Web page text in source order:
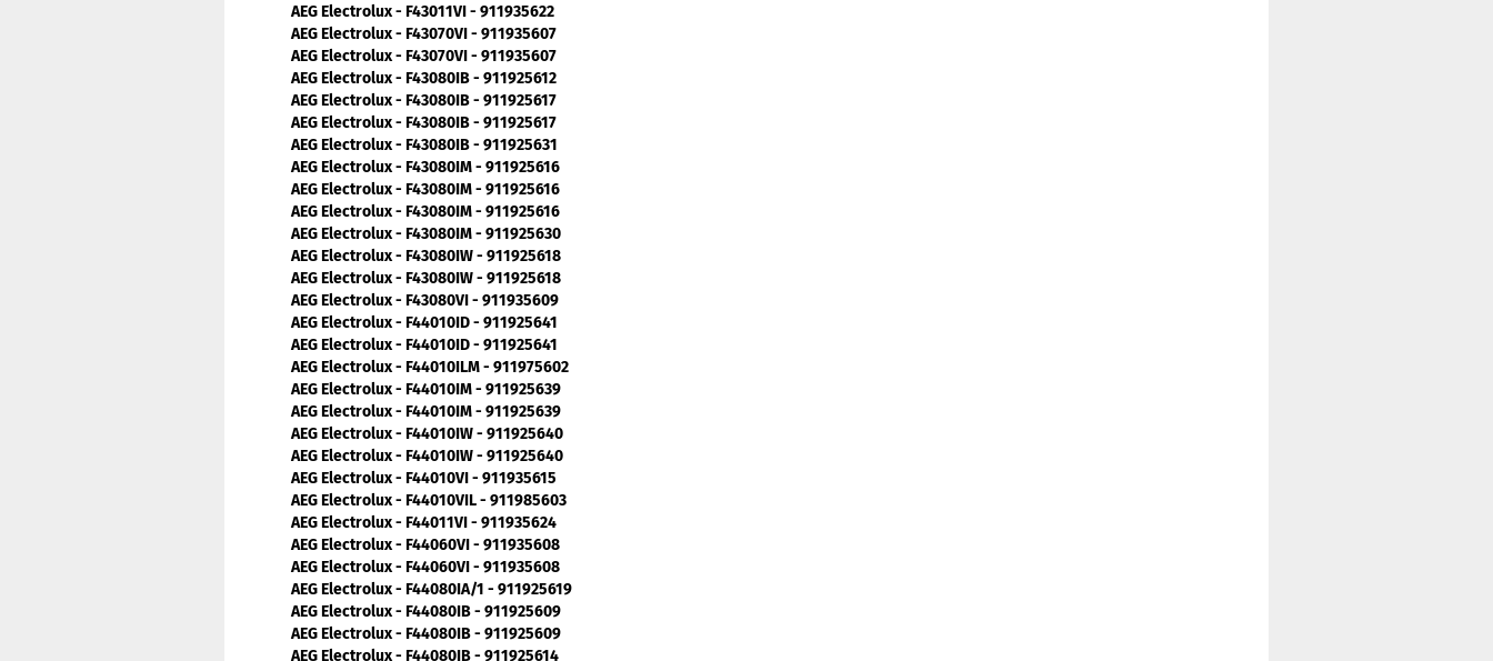
AEG Electrolux - F43011VI - 911935622
AEG Electrolux - F43070VI - 911935607
AEG Electrolux - F43070VI - 911935607
AEG Electrolux - F43080IB - 911925612
AEG Electrolux - F43080IB - 911925617
AEG Electrolux - F43080IB - 911925617
AEG Electrolux - F43080IB - 911925631
AEG Electrolux - F43080IM - 911925616
AEG Electrolux - F43080IM - 911925616
AEG Electrolux - F43080IM - 911925616
AEG Electrolux - F43080IM - 911925630
AEG Electrolux - F43080IW - 911925618
AEG Electrolux - F43080IW - 911925618
AEG Electrolux - F43080VI - 911935609
AEG Electrolux - F44010ID - 911925641
AEG Electrolux - F44010ID - 911925641
AEG Electrolux - F44010ILM - 911975602
AEG Electrolux - F44010IM - 911925639
AEG Electrolux - F44010IM - 911925639
AEG Electrolux - F44010IW - 911925640
AEG Electrolux - F44010IW - 911925640
AEG Electrolux - F44010VI - 911935615
AEG Electrolux - F44010VIL - 911985603
AEG Electrolux - F44011VI - 911935624
AEG Electrolux - F44060VI - 911935608
AEG Electrolux - F44060VI - 911935608
AEG Electrolux - F44080IA/1 - 911925619
AEG Electrolux - F44080IB - 911925609
AEG Electrolux - F44080IB - 911925609
AEG Electrolux - F44080IB - 911925614